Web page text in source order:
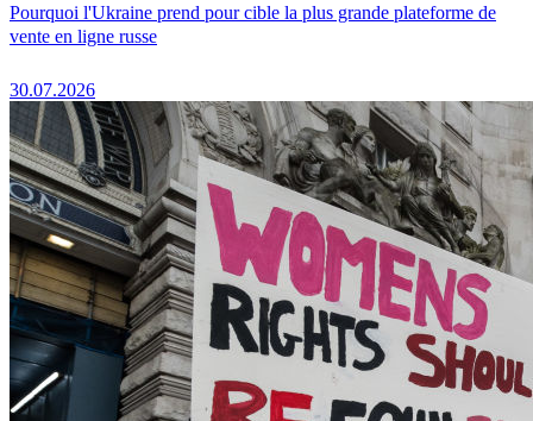
Pourquoi l'Ukraine prend pour cible la plus grande plateforme de
vente en ligne russe
30.07.2026